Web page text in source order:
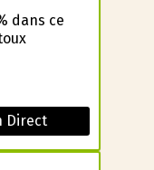
dans ce
Direct